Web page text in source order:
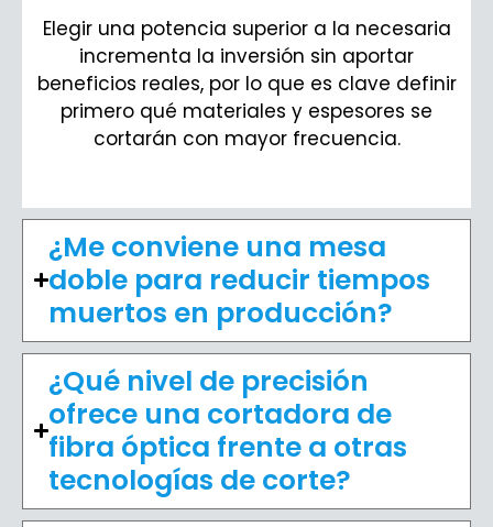
Elegir una potencia superior a la necesaria
incrementa la inversión sin aportar
beneficios reales, por lo que es clave definir
primero qué materiales y espesores se
cortarán con mayor frecuencia.
¿Me conviene una mesa
doble para reducir tiempos
muertos en producción?
¿Qué nivel de precisión
ofrece una cortadora de
fibra óptica frente a otras
tecnologías de corte?